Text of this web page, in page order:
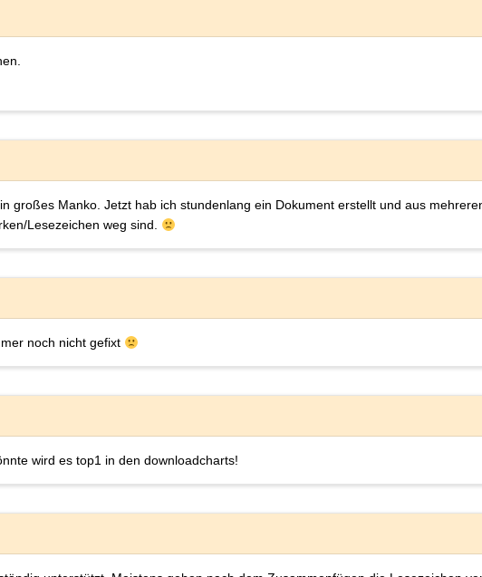
großes Manko. Jetzt hab ich stundenlang ein Dokument erstellt und aus
Lesezeichen weg sind.
noch nicht gefixt
wird es top1 in den downloadcharts!